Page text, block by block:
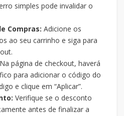
simples pode invalidar o
Compras: Adicione os
ao seu carrinho e siga para
Na página de checkout, haverá
para adicionar o código do
e clique em “Aplicar”.
Verifique se o desconto
antes de finalizar a